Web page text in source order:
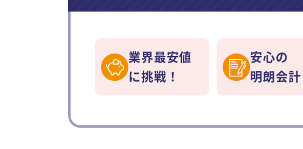
業界最安値
に挑戦！
安心の
明朗会計